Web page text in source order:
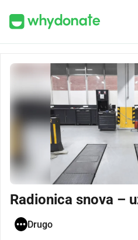
Radionica snova –
Drugo